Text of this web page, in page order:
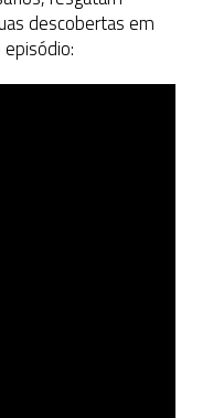
descobertas em